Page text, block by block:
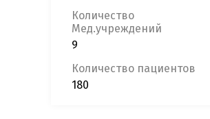
Количество
Мед.учреждений
9
Количество пациентов
180